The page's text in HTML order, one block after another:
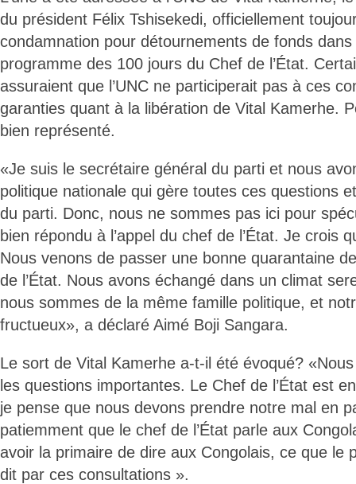
du président Félix Tshisekedi, officiellement
condamnation pour détournements de fonds
programme des 100 jours du Chef de l’État.
assuraient que l’UNC ne participerait pas à ces
garanties quant à la libération de Vital Kamerhe.
bien représenté.
«Je suis le secrétaire général du parti et nous
politique nationale qui gère toutes ces questions
du parti. Donc, nous ne sommes pas ici pour
bien répondu à l’appel du chef de l’État. Je crois
Nous venons de passer une bonne quarantaine
de l’État. Nous avons échangé dans un climat
nous sommes de la même famille politique, et
fructueux», a déclaré Aimé Boji Sangara.
Le sort de Vital Kamerhe a-t-il été évoqué?
les questions importantes. Le Chef de l’État est
je pense que nous devons prendre notre mal en
patiemment que le chef de l’État parle aux
avoir la primaire de dire aux Congolais, ce que le
dit par ces consultations ».